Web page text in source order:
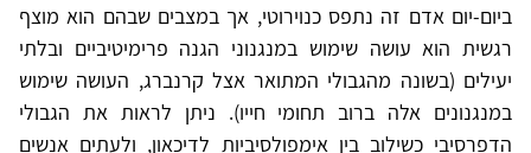
ביום-יום אדם זה נתפס כנוירוטי, אך במצבים שבהם הוא מוצף
רגשית הוא עושה שימוש במנגנוני הגנה פרימיטיביים ובלתי
יעילים (בשונה מהגבולי המתואר אצל קרנברג, העושה שימוש
במנגנונים אלה ברוב תחומי חייו). ניתן לראות את הגבולי
הדפרסיבי כשילוב בין אימפולסיביות לדיכאון, ולעתים אנשים